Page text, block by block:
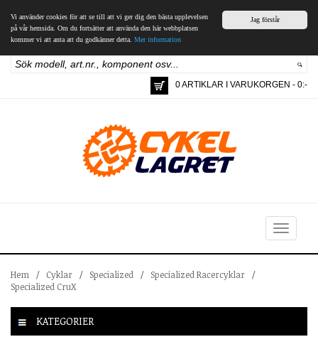
Jag förstår
Vi använder cookies för att se till att vi ger dig den bästa upplevelsen
på vår hemsida. Om du fortsätter att använda den här webbplatsen
kommer vi att anta att du godkänner detta. Mer information
0 ARTIKLAR I VARUKORGEN - 0:-
Toggle
navigation
Hem / Cyklar / Specialized / Specialized Racercyklar
/
Specialized CruX
KATEGORIER